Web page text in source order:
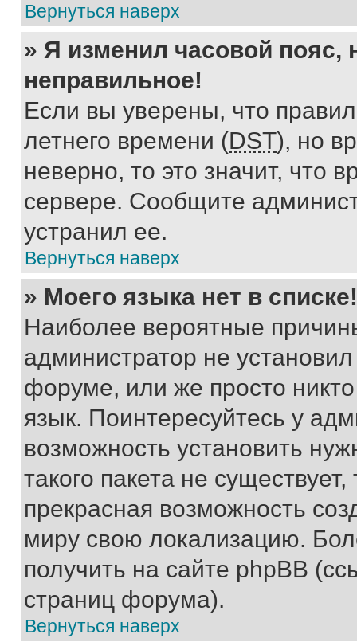
Вернуться наверх
» Я изменил часовой пояс,
неправильное!
Если вы уверены, что
летнего времени (DST), но
неверно, то это значит, что
сервере. Сообщите
устранил ее.
Вернуться наверх
» Моего языка нет в списке!
Наиболее вероятные
администратор не
форуме, или же просто
язык. Поинтересуйтесь у
возможность установить
такого пакета не
прекрасная возможность
миру свою локализацию.
получить на сайте phpBB
страниц форума).
Вернуться наверх